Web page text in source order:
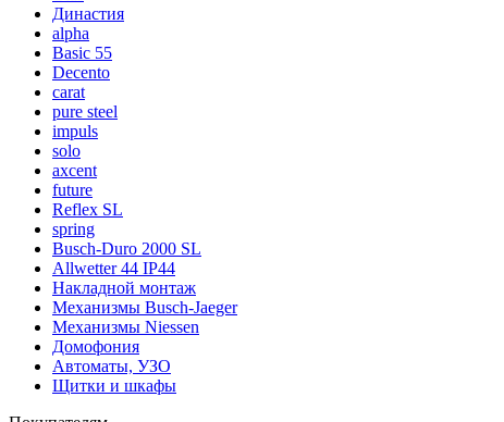
Династия
alpha
Basic 55
Decento
carat
pure steel
impuls
solo
axcent
future
Reflex SL
spring
Busch-Duro 2000 SL
Allwetter 44 IP44
Накладной монтаж
Механизмы Busch-Jaeger
Механизмы Niessen
Домофония
Автоматы, УЗО
Щитки и шкафы